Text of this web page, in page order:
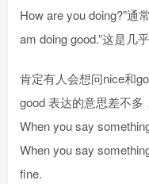
How are you doing?”通
am doing good.”这是几
肯定有人会想问nice和
good 表达的意思差不多
When you say
When you say
fine.